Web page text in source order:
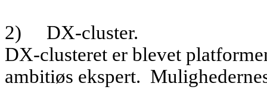
2)
DX-cluster.
DX-clusteret er blevet
ambitiøs ekspert.